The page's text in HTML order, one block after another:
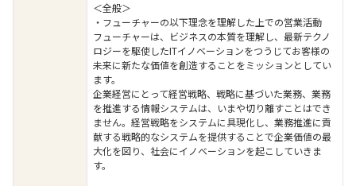
＜全般＞
・フューチャーの以下理念を理解した上での営業活動
フューチャーは、ビジネスの本質を理解し、最新テクノ
ロジーを駆使したITイノベーションをつうじてお客様の
未来に新たな価値を創造することをミッションとしてい
ます。
企業経営にとって経営戦略、戦略に基づいた業務、業務
を推進する情報システムは、いまや切り離すことはでき
ません。経営戦略をシステムに具現化し、業務推進に貢
献する戦略的なシステムを提供することで企業価値の最
大化を図り、社会にイノベーションを起こしていきま
す。